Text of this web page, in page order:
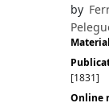
by
[1831]
Online